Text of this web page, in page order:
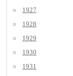
1927
1928
1929
1930
1931